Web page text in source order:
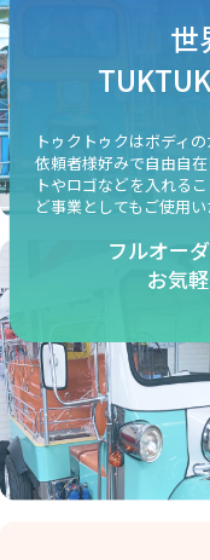
世
トゥクトゥクはボディ
依頼者様好みで自由自
トやロゴなどを入れる
ど事業としてもご使用
フルオー
お気